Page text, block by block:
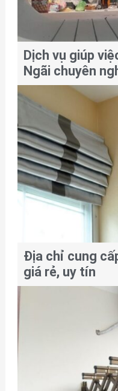
Dịch vụ giúp
Ngãi chuyên
Địa chỉ cung
giá rẻ, uy tín